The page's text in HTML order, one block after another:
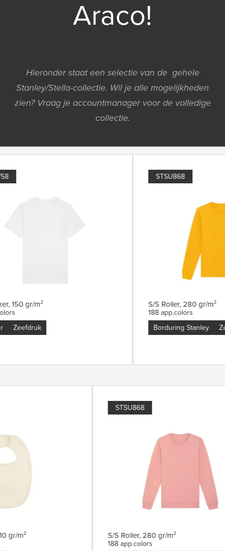
Araco!
Hieronder staat een selectie van de gehele
Stanley/Stella-collectie. Wil je alle mogelijkheden
zien? Vraag je accountmanager voor de volledige
collectie.
150 gr/m²
Zeefdruk
STSU868
S/S Roller, 280 gr/m²
188 app.colors
Borduring Stanley
STSU868
S/S Roller, 280 gr/m²
188 app.colors
gr/m²